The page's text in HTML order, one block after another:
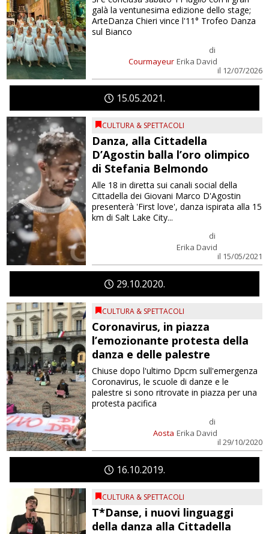
Courmayeur
di
Erika David
il 12/07/2026
galà la ventunesima edizione dello stage;
ArteDanza Chieri vince l'11° Trofeo Danza
sul Bianco
1505 2021
CULTURA & SPETTACOLI
Danza, alla Cittadella
D’Agostin balla l’oro olimpico
di Stefania Belmondo
di
Erika David
il 15/05/2021
Alle 18 in diretta sui canali social della
Cittadella dei Giovani Marco D'Agostin
presenterà 'First love', danza ispirata alla 15
km di Salt Lake City...
29 10 2020
CULTURA & SPETTACOLI
Coronavirus, in piazza
l’emozionante protesta della
danza e delle palestre
Aosta
di
Erika David
il 29/10/2020
Chiuse dopo l'ultimo Dpcm sull'emergenza
Coronavirus, le scuole di danze e le
palestre si sono ritrovate in piazza per una
protesta pacifica
16 10 2019
CULTURA & SPETTACOLI
T*Danse, i nuovi linguaggi
della danza alla Cittadella